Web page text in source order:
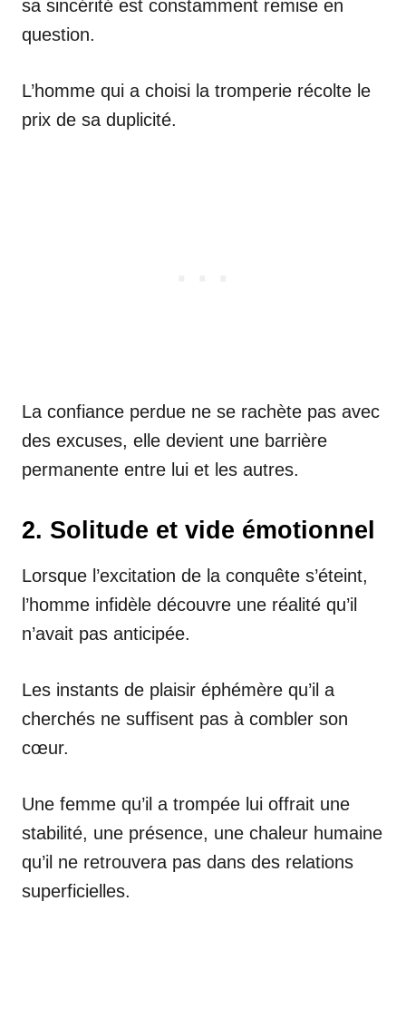
sa sincérité est constamment remise en
question.
L’homme qui a choisi la tromperie récolte le
prix de sa duplicité.
La confiance perdue ne se rachète pas avec
des excuses, elle devient une barrière
permanente entre lui et les autres.
2. Solitude et vide émotionnel
Lorsque l’excitation de la conquête s’éteint,
l’homme infidèle découvre une réalité qu’il
n’avait pas anticipée.
Les instants de plaisir éphémère qu’il a
cherchés ne suffisent pas à combler son
cœur.
Une femme qu’il a trompée lui offrait une
stabilité, une présence, une chaleur humaine
qu’il ne retrouvera pas dans des relations
superficielles.